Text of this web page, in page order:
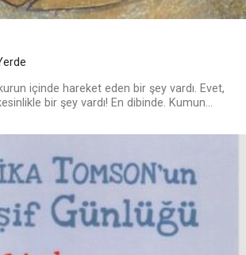
içinde hareket eden bir şey vardı. Evet,
bir şey vardı! En dibinde. Kumun...